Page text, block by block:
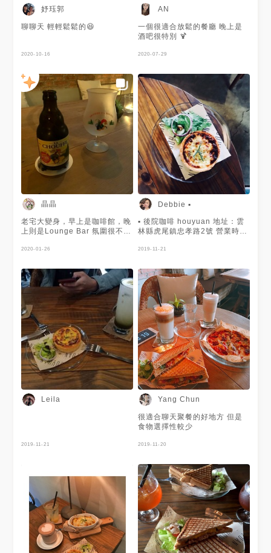
妤珏郭
聊聊天 輕輕鬆鬆的😆
2020-10-16
AN
一個很適合放鬆的餐廳 晚上是
酒吧很特別 🍹
2020-07-29
晶晶
老宅大變身，早上是咖啡館，晚
上則是Lounge Bar 氛圍很不
去處 第一次喝比利時啤酒，一
氣，黑啤因為泡過紅酒桶，所以
層次更豐富，大推！
2020-01-26
Debbie ▪️
▪️ 後院咖啡 houyuan 地址：雲
林縣虎尾鎮忠孝路2號 營業時
19:30~01:00 (週三、週四公
2019-11-21
Leila
2019-11-21
Yang Chun
很適合聊天聚餐的好地方 但是
食物選擇性較少
2019-11-20